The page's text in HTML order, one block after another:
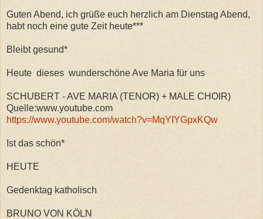
Guten Abend, ich grüße euch herzlich am Dienstag Abend,
habt noch eine gute Zeit heute***
Bleibt gesund*
Heute dieses wunderschöne Ave Maria für uns
SCHUBERT - AVE MARIA (TENOR) + MALE CHOIR)
Quelle:www.youtube.com
https://www.youtube.com/watch?v=MqYIYGpxKQw
Ist das schön*
HEUTE
Gedenktag katholisch
BRUNO VON KÖLN